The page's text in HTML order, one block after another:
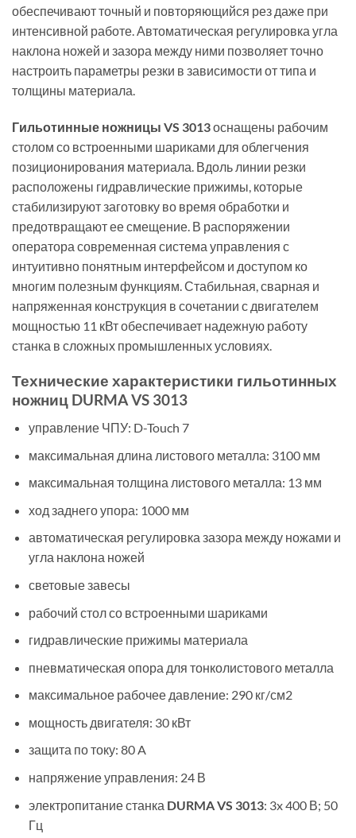
обеспечивают точный и повторяющийся рез даже при
интенсивной работе. Автоматическая регулировка угла
наклона ножей и зазора между ними позволяет точно
настроить параметры резки в зависимости от типа и
толщины материала.
Гильотинные ножницы VS 3013оснащены рабочим
столом со встроенными шариками для облегчения
позиционирования материала. Вдоль линии резки
расположены гидравлические прижимы, которые
стабилизируют заготовку во время обработки и
предотвращают ее смещение. В распоряжении
оператора современная система управления с
интуитивно понятным интерфейсом и доступом ко
многим полезным функциям. Стабильная, сварная и
напряженная конструкция в сочетании с двигателем
мощностью 11 кВт обеспечивает надежную работу
станка в сложных промышленных условиях.
Технические характеристики гильотинных
ножниц DURMA VS 3013
управление ЧПУ: D-Touch 7
максимальная длина листового металла: 3100 мм
максимальная толщина листового металла: 13 мм
ход заднего упора: 1000 мм
автоматическая регулировка зазора между ножами и
угла наклона ножей
световые завесы
рабочий стол со встроенными шариками
гидравлические прижимы материала
пневматическая опора для тонколистового металла
максимальное рабочее давление: 290 кг/см2
мощность двигателя: 30 кВт
защита по току: 80 A
напряжение управления: 24 В
электропитание станка DURMA VS 3013: 3x 400 В; 50
Гц